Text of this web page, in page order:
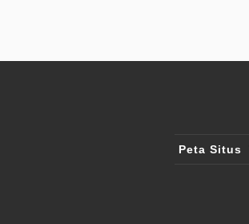
Peta Situs